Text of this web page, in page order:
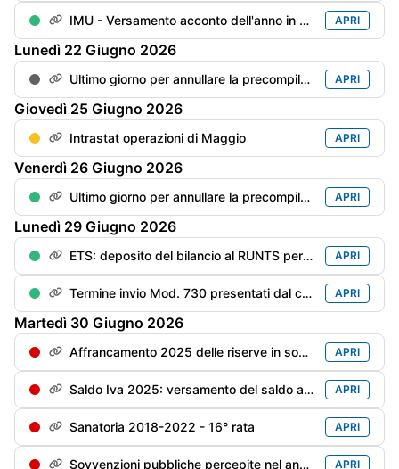
IMU - Versamento acconto dell'anno in corso APRI
Lunedì 22 Giugno 2026
Ultimo giorno per annullare la precompilata APRI
Giovedì 25 Giugno 2026
Intrastat operazioni di Maggio APRI
Venerdì 26 Giugno 2026
Ultimo giorno per annullare la precompilata del Mod. Redditi PF APRI
Lunedì 29 Giugno 2026
ETS: deposito del bilancio al RUNTS per gli enti con esercizio "solare" (180 gg dalla chiusura dell'esercizio APRI
Termine invio Mod. 730 presentati dal contribuente dal 1/06 al 20/06 APRI
Martedì 30 Giugno 2026
Affrancamento 2025 delle riserve in sospensione - 2° rata dell'imposta sostitutiva APRI
Saldo Iva 2025: versamento del saldo a debito maggiorato di 0,4% per mese/frazione di mese (pari a: saldo al 16/03 x 1,6%) APRI
Sanatoria 2018-2022 - 16° rata APRI
Sovvenzioni pubbliche percepite nel anno precedente - Trasparenza - Scadenza per la messa online (soggetti privi di bilancio) APRI